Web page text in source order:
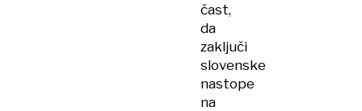
čast,
da
zaključi
slovenske
nastope
na